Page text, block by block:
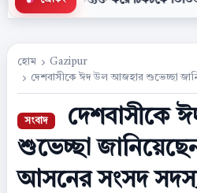
হোম
Gazipur
দেশবাসীকে ঈদ উল আজহার শুভেচ্ছা
দেশবাসীকে
শুভেচ্ছা
আসনের সংসদ